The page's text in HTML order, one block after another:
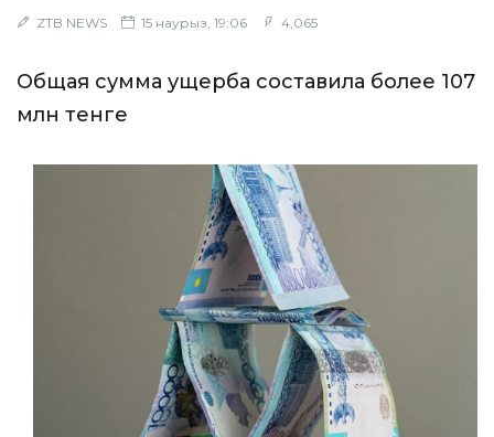
ZTB NEWS 15 наурыз, 19:06 4,065
Общая сумма ущерба составила более 107
млн тенге